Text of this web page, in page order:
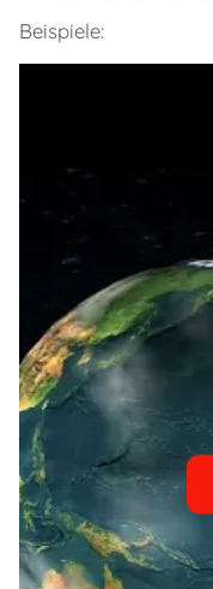
Beispiele: